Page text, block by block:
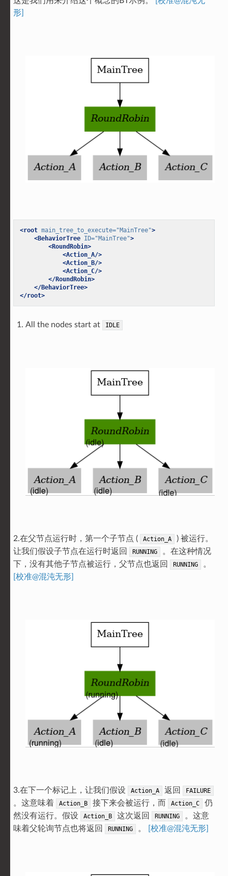
形]
<root main_tree_to_execute="MainTree">
<BehaviorTree ID="MainTree">
<RoundRobin>
<Action_A/>
<Action_B/>
<Action_C/>
</RoundRobin>
</BehaviorTree>
</root>
All the nodes start at IDLE
2.在父节点运行时，第一个子节点 ( Action_A
) 被运行。
让我们假设子节点在运行时返回
RUNNING
。在这种情况
下，没有其他子节点被运行，父节点也返回
RUNNING
。
[校准@混沌无形]
3.在下一个标记上，让我们假设 Action_A 返回 FAILURE
。这意味着 Action_B 接下来会被运行，而 Action_C
仍
然没有运行。假设
Action_B 这次返回 RUNNING
。这意
味着父轮询节点也将返回
RUNNING 。 [校准@混沌无形]